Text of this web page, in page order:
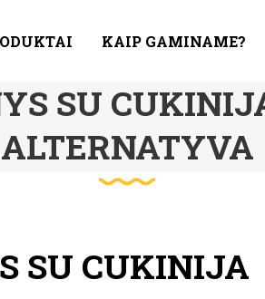
KAIP GAMINAME?
SU
ALTERNATYVA
SU CUKINIJA